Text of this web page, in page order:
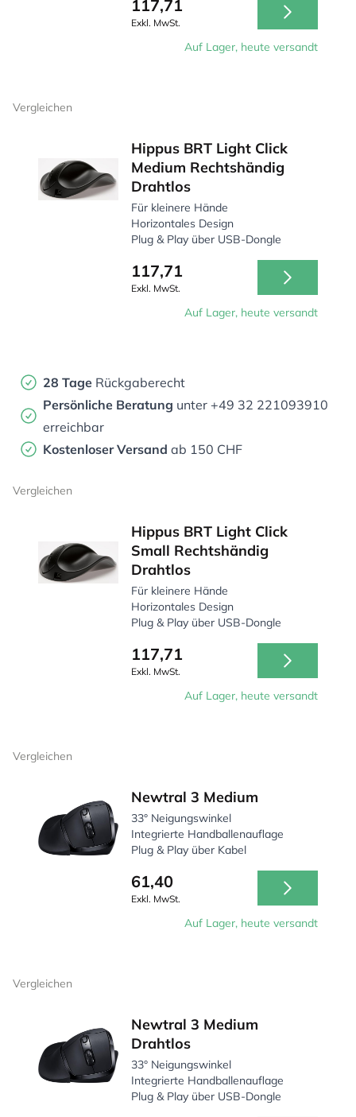
117,71
Exkl. MwSt.
Auf Lager, heute versandt
Vergleichen
Hippus BRT Light Click
Medium Rechtshändig
Drahtlos
Für kleinere Hände
Horizontales Design
Plug & Play über USB-Dongle
117,71
Exkl. MwSt.
Auf Lager, heute versandt
28 Tage Rückgaberecht
Persönliche Beratung unter +49 32 221093910
erreichbar
Kostenloser Versand ab 150 CHF
Vergleichen
Hippus BRT Light Click
Small Rechtshändig
Drahtlos
Für kleinere Hände
Horizontales Design
Plug & Play über USB-Dongle
117,71
Exkl. MwSt.
Auf Lager, heute versandt
Vergleichen
Newtral 3 Medium
33° Neigungswinkel
Integrierte Handballenauflage
Plug & Play über Kabel
61,40
Exkl. MwSt.
Auf Lager, heute versandt
Vergleichen
Newtral 3 Medium
Drahtlos
33° Neigungswinkel
Integrierte Handballenauflage
Plug & Play über USB-Dongle